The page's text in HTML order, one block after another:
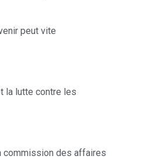
peut vite
la lutte contre les
commission des affaires